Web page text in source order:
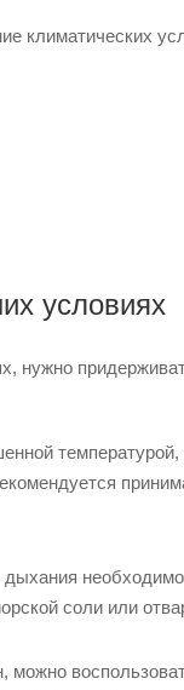
климатических
условиях
нужно
соли или
можно